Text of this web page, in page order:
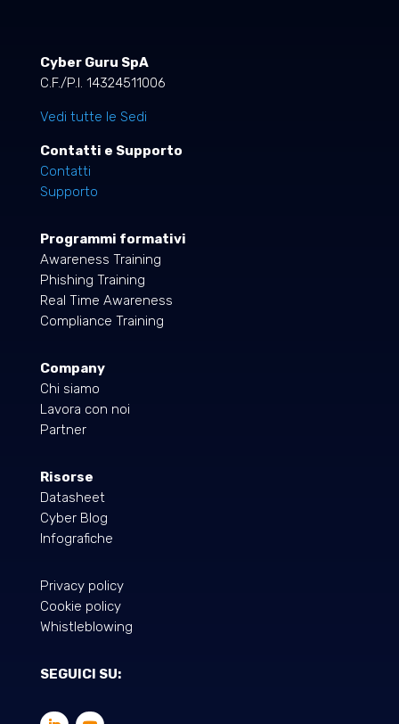
Cyber Guru SpA
C.F./P.I. 14324511006
Vedi tutte le Sedi
Contatti e Supporto
Contatti
Supporto
Programmi formativi
Awareness Training
Phishing Training
Real Time Awareness
Compliance Training
Company
Chi siamo
Lavora con noi
Partner
Risorse
Datasheet
Cyber Blog
Infografiche
Privacy policy
Cookie policy
Whistleblowing
SEGUICI SU: